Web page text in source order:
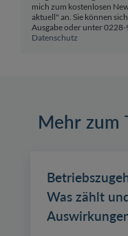
mich zum kostenlosen
aktuell" an. Sie können
Ausgabe oder unter
Datenschutz
Mehr zum
Was zählt